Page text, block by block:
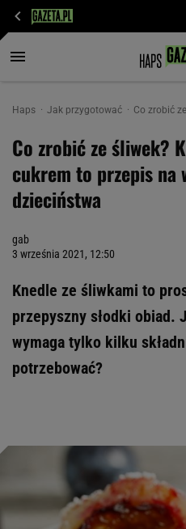
Haps Jak przygotować Co zrobić
Co zrobić ze śliwek?
cukrem to przepis na
dzieciństwa
gab
3 września 2021, 12:50
Knedle ze śliwkami to
przepyszny słodki obiad.
wymaga tylko kilku
potrzebować?